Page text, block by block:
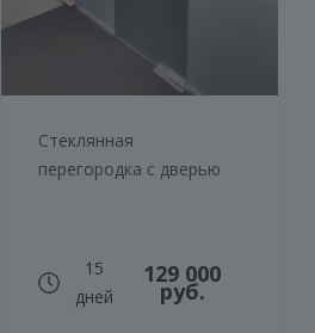
Стеклянная
перегородка с дверью
15
дней
129 000
руб.